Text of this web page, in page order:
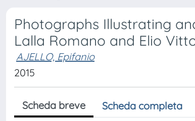
Photographs Illustrating
Lalla Romano and Elio
AJELLO, Epifanio
2015
Scheda breve Scheda completa